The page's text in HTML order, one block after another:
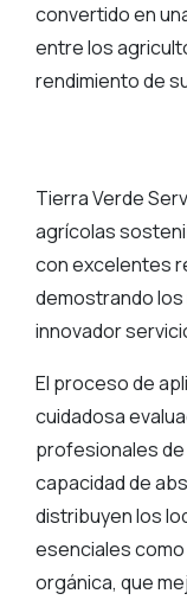
convertido en
entre los
rendimiento de
Tierra Verde
agrícolas
con excelentes
demostrando
innovador
El proceso de
cuidadosa
profesionales de
capacidad de
distribuyen los
esenciales
orgánica, que